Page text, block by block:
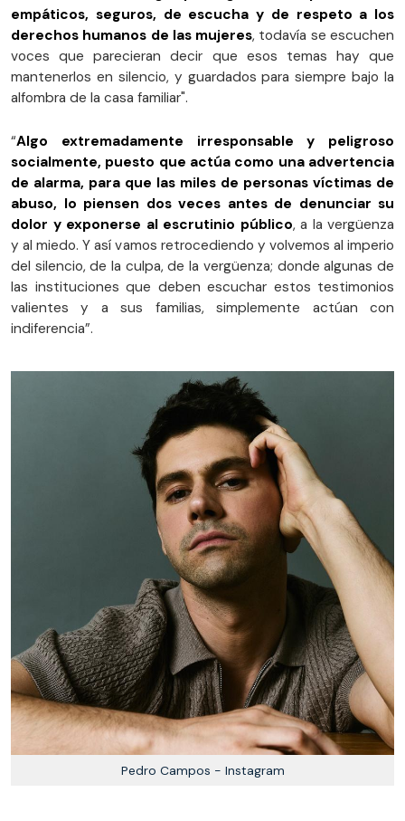
empáticos, seguros, de escucha y de respeto a los
derechos humanos de las mujeres, todavía se escuchen
voces que parecieran decir que esos temas hay que
mantenerlos en silencio, y guardados para siempre bajo la
alfombra de la casa familiar".
“Algo extremadamente irresponsable y peligroso
socialmente, puesto que actúa como una advertencia
de alarma, para que las miles de personas víctimas de
abuso, lo piensen dos veces antes de denunciar su
dolor y exponerse al escrutinio público, a la vergüenza
y al miedo. Y así vamos retrocediendo y volvemos al imperio
del silencio, de la culpa, de la vergüenza; donde algunas de
las instituciones que deben escuchar estos testimonios
valientes y a sus familias, simplemente actúan con
indiferencia”.
Pedro Campos - Instagram